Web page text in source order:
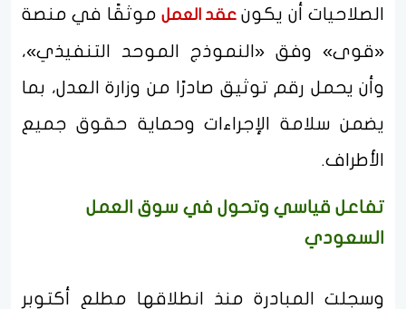
الصلاحيات أن يكون عقد العمل موثقًا في منصة
«قوى» وفق «النموذج الموحد التنفيذي»،
وأن يحمل رقم توثيق صادرًا من وزارة العدل، بما
يضمن سلامة الإجراءات وحماية حقوق جميع
الأطراف.
تفاعل قياسي وتحول في سوق العمل
السعودي
وسجلت المبادرة منذ انطلاقها مطلع أكتوبر